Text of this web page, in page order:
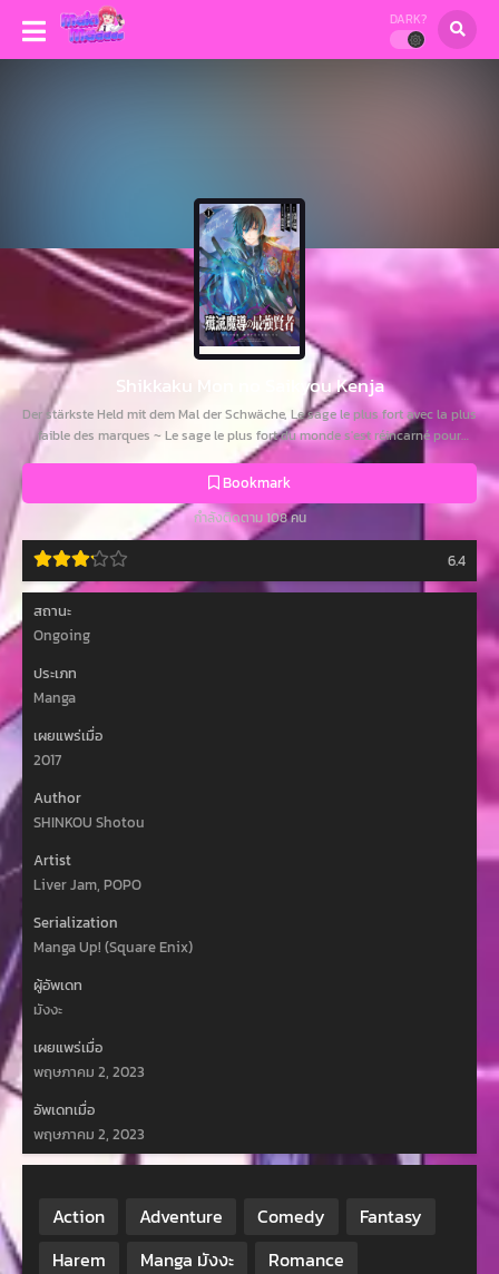
DARK?
Shikkaku Mon no Saikyou Kenja
Der stärkste Held mit dem Mal der Schwäche, Le sage le plus fort avec la plus
faible des marques ~ Le sage le plus fort du monde s'est réincarné pour
devenir encore plus puissant ~, Marked for Failure, the World's Strongest
Sage Reincarnates for a Do-Over!, Shikkaku Mon no Saikyou Kenja, Shikkaku
Mon no Saikyou Kenja - Saikyou no Kenja ga Sara ni Tsuyoku Naru Tame ni
Tensei Shimashita, Shikkaku Mon no Saikyou Kenja - Sekai Saikyou no
Kenja ga Sara ni Tsuyoku Naru Tame ni Tensei Shimashita, Shikkakumon no
Saikyokenja, The Strongest Sage with the Weakest Crest, Сиккакумон но
сайкё: кэндзя ~Сэкай сайкё: но кэндзя нга сара ни цуёку нару тамэ ни
тэнсэйсимасита~, Сильнейший мудрец со слабейшей меткой, أقوى
حكيم مع أضعف قمة, ปราชญ์หนึ่งในใต้หล้ากับตราสุดอัปยศ-จอมปราชญ์โคตรแกร่ง,
失格紋の最強賢者~世界最強の賢者が更に強くなるために転生しました~, 失
格紋的最強賢者 - 世界最強的賢者為了變得更強而轉生了, 失格纹的最强贤者
～世界最强的贤者为了变得更强而转生了, 실격문장의 최강 현자 ~세계 최강
Bookmark
กำลังติดตาม 108 คน
6.4
สถานะ
Ongoing
ประเภท
Manga
เผยแพร่เมื่อ
2017
Author
SHINKOU Shotou
Artist
Liver Jam, POPO
Serialization
Manga Up! (Square Enix)
ผู้อัพเดท
มังงะ
เผยแพร่เมื่อ
พฤษภาคม 2, 2023
อัพเดทเมื่อ
พฤษภาคม 2, 2023
Action Adventure Comedy
Fantasy
Harem
Manga มังงะ
Romance